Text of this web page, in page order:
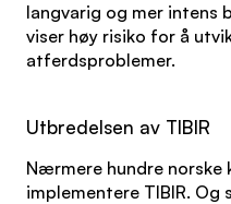
langvarig og mer intens
viser høy risiko for å
atferdsproblemer.
Utbredelsen av TIBIR
Nærmere hundre norske
implementere TIBIR. Og